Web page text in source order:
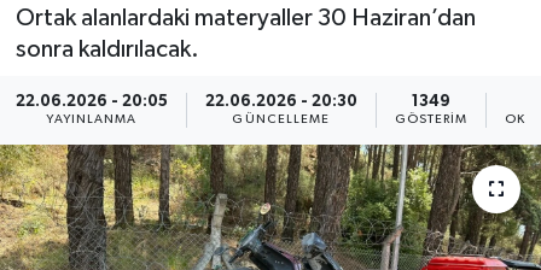
Ortak alanlardaki materyaller 30 Haziran’dan
sonra kaldırılacak.
22.06.2026 - 20:05
YAYINLANMA
22.06.2026 - 20:30
GÜNCELLEME
1349
GÖSTERIM
Son Dakika Haberleri
Haber Arşivi